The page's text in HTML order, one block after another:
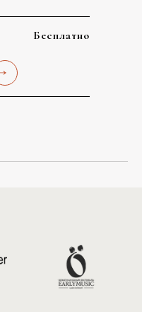
Бесплатно